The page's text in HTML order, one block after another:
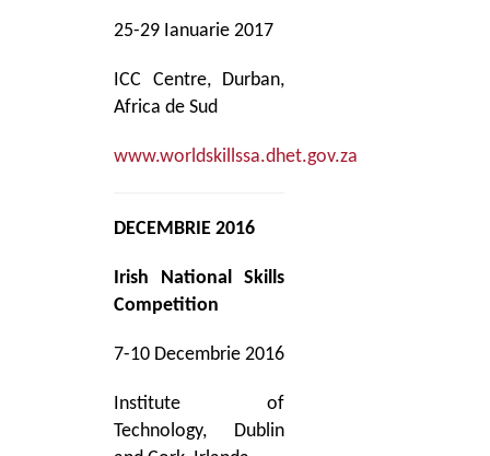
25-29 Ianuarie 2017
ICC Centre, Durban,
Africa de Sud
www.worldskillssa.dhet.gov.za
DECEMBRIE 2016
Irish National Skills
Competition
7-10 Decembrie 2016
Institute of
Technology, Dublin